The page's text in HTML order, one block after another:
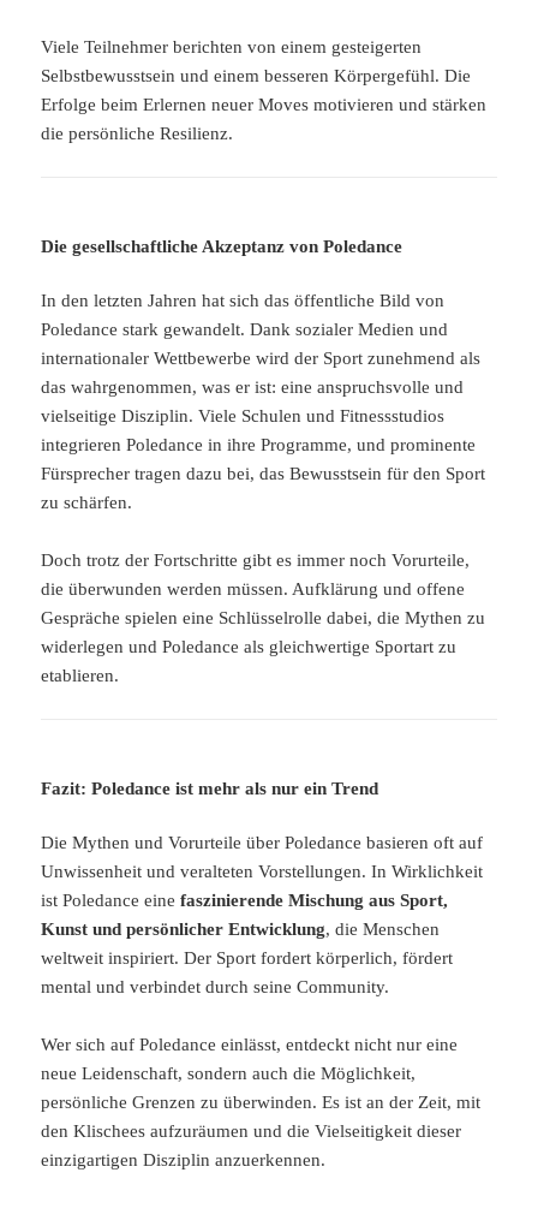
Viele Teilnehmer berichten von einem gesteigerten
Selbstbewusstsein und einem besseren Körpergefühl. Die
Erfolge beim Erlernen neuer Moves motivieren und stärken
die persönliche Resilienz.
Die gesellschaftliche Akzeptanz von Poledance
In den letzten Jahren hat sich das öffentliche Bild von
Poledance stark gewandelt. Dank sozialer Medien und
internationaler Wettbewerbe wird der Sport zunehmend als
das wahrgenommen, was er ist: eine anspruchsvolle und
vielseitige Disziplin. Viele Schulen und Fitnessstudios
integrieren Poledance in ihre Programme, und prominente
Fürsprecher tragen dazu bei, das Bewusstsein für den Sport
zu schärfen.
Doch trotz der Fortschritte gibt es immer noch Vorurteile,
die überwunden werden müssen. Aufklärung und offene
Gespräche spielen eine Schlüsselrolle dabei, die Mythen zu
widerlegen und Poledance als gleichwertige Sportart zu
etablieren.
Fazit: Poledance ist mehr als nur ein Trend
Die Mythen und Vorurteile über Poledance basieren oft auf
Unwissenheit und veralteten Vorstellungen. In Wirklichkeit
ist Poledance einefaszinierende Mischung aus Sport,
Kunst und persönlicher Entwicklung, die Menschen
weltweit inspiriert. Der Sport fordert körperlich, fördert
mental und verbindet durch seine Community.
Wer sich auf Poledance einlässt, entdeckt nicht nur eine
neue Leidenschaft, sondern auch die Möglichkeit,
persönliche Grenzen zu überwinden. Es ist an der Zeit, mit
den Klischees aufzuräumen und die Vielseitigkeit dieser
einzigartigen Disziplin anzuerkennen.